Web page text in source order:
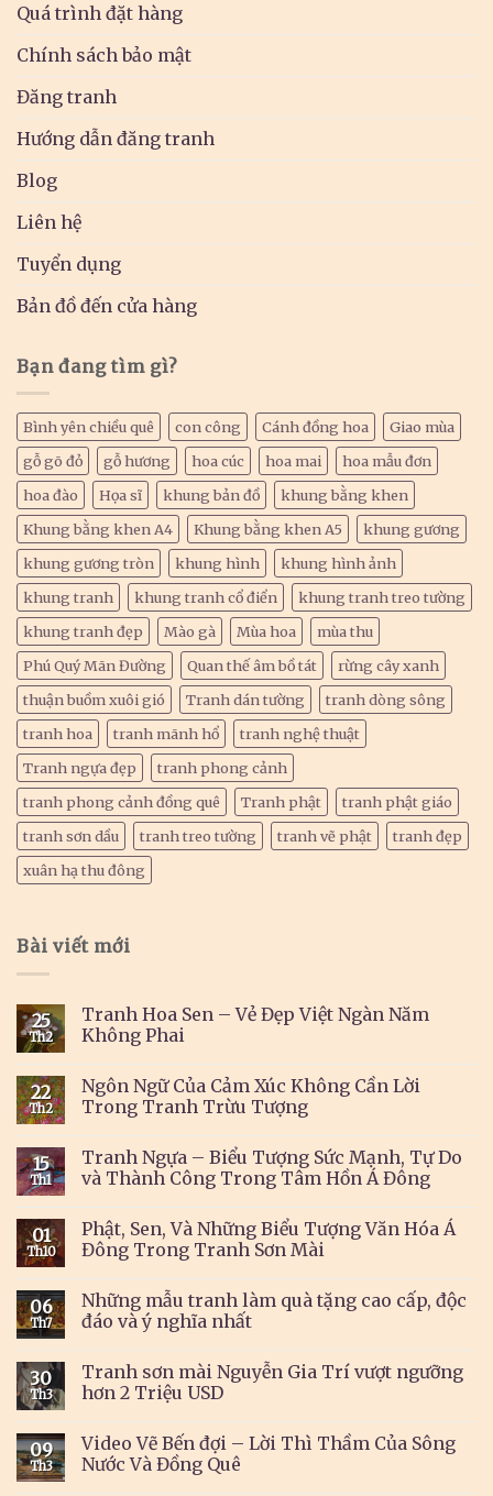
Quá trình đặt hàng
Chính sách bảo mật
Đăng tranh
Hướng dẫn đăng tranh
Blog
Liên hệ
Tuyển dụng
Bản đồ đến cửa hàng
Bạn đang tìm gì?
Bình yên chiều quê con công Cánh đồng hoa
Giao mùa
gỗ gõ đỏ
gỗ hương hoa cúc hoa mai
hoa mẫu đơn
hoa đào
Họa sĩ khung bản đồ
khung bằng khen
Khung bằng khen A4
Khung bằng khen A5
khung gương
khung gương tròn
khung hình
khung hình ảnh
khung tranh
khung tranh cổ điển
khung tranh treo tường
khung tranh đẹp
Mào gà Mùa hoa
mùa thu
Phú Quý Mãn Đường
Quan thế âm bồ tát
rừng cây xanh
thuận buồm xuôi gió
Tranh dán tường
tranh dòng sông
tranh hoa
tranh mãnh hổ
tranh nghệ thuật
Tranh ngựa đẹp
tranh phong cảnh
tranh phong cảnh đồng quê
Tranh phật
tranh phật giáo
tranh sơn dầu
tranh treo tường tranh vẽ phật
tranh đẹp
xuân hạ thu đông
Bài viết mới
25
Th2
Tranh Hoa Sen – Vẻ Đẹp Việt Ngàn Năm
Không Phai
22
Th2
Ngôn Ngữ Của Cảm Xúc Không Cần Lời
Trong Tranh Trừu Tượng
15
Th1
Tranh Ngựa – Biểu Tượng Sức Mạnh, Tự Do
và Thành Công Trong Tâm Hồn Á Đông
01
Th10
Phật, Sen, Và Những Biểu Tượng Văn Hóa Á
Đông Trong Tranh Sơn Mài
06
Th7
Những mẫu tranh làm quà tặng cao cấp, độc
đáo và ý nghĩa nhất
30
Th3
Tranh sơn mài Nguyễn Gia Trí vượt ngưỡng
hơn 2 Triệu USD
09
Th3
Video Vẽ Bến đợi – Lời Thì Thầm Của Sông
Nước Và Đồng Quê